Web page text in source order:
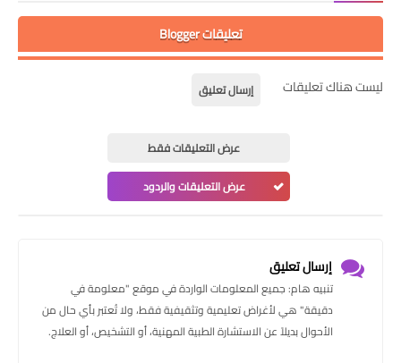
تعليقات Blogger
ليست هناك تعليقات إرسال تعليق
عرض التعليقات فقط
عرض التعليقات والردود
إرسال تعليق
تنبيه هام: جميع المعلومات الواردة في موقع "معلومة في
دقيقة" هي لأغراض تعليمية وتثقيفية فقط، ولا تُعتبر بأي حال من
الأحوال بديلاً عن الاستشارة الطبية المهنية، أو التشخيص، أو العلاج.